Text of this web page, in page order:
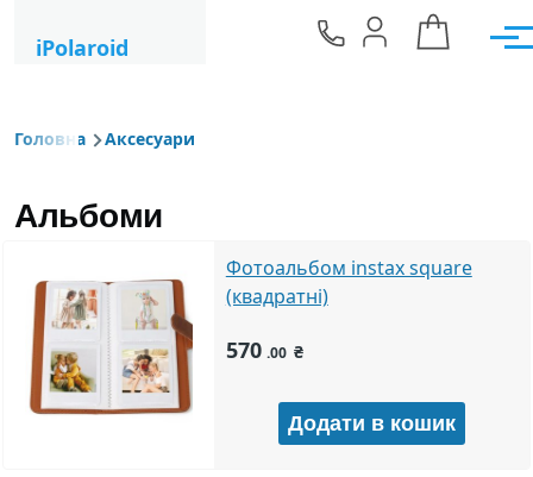
iPolaroid
Рядок навіґації
Головна Аксесуари
Альбоми
Фотоальбом instax square
(квадратні)
570 .00 ₴